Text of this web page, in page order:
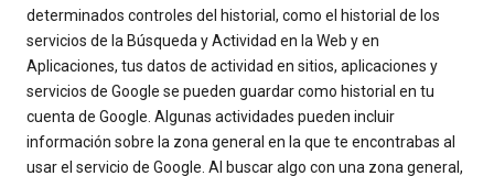
determinados controles del historial, como el historial de los
servicios de la Búsqueda y Actividad en la Web y en
Aplicaciones, tus datos de actividad en sitios, aplicaciones y
servicios de Google se pueden guardar como historial en tu
cuenta de Google. Algunas actividades pueden incluir
información sobre la zona general en la que te encontrabas al
usar el servicio de Google. Al buscar algo con una zona general,